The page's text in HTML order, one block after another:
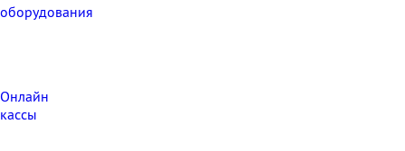
оборудования
Онлайн
кассы